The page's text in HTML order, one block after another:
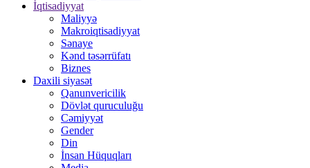
İqtisadiyyat
Maliyyə
Makroiqtisadiyyat
Sənaye
Kənd təsərrüfatı
Biznes
Daxili siyasət
Qanunvericilik
Dövlət quruculuğu
Cəmiyyət
Gender
Din
İnsan Hüquqları